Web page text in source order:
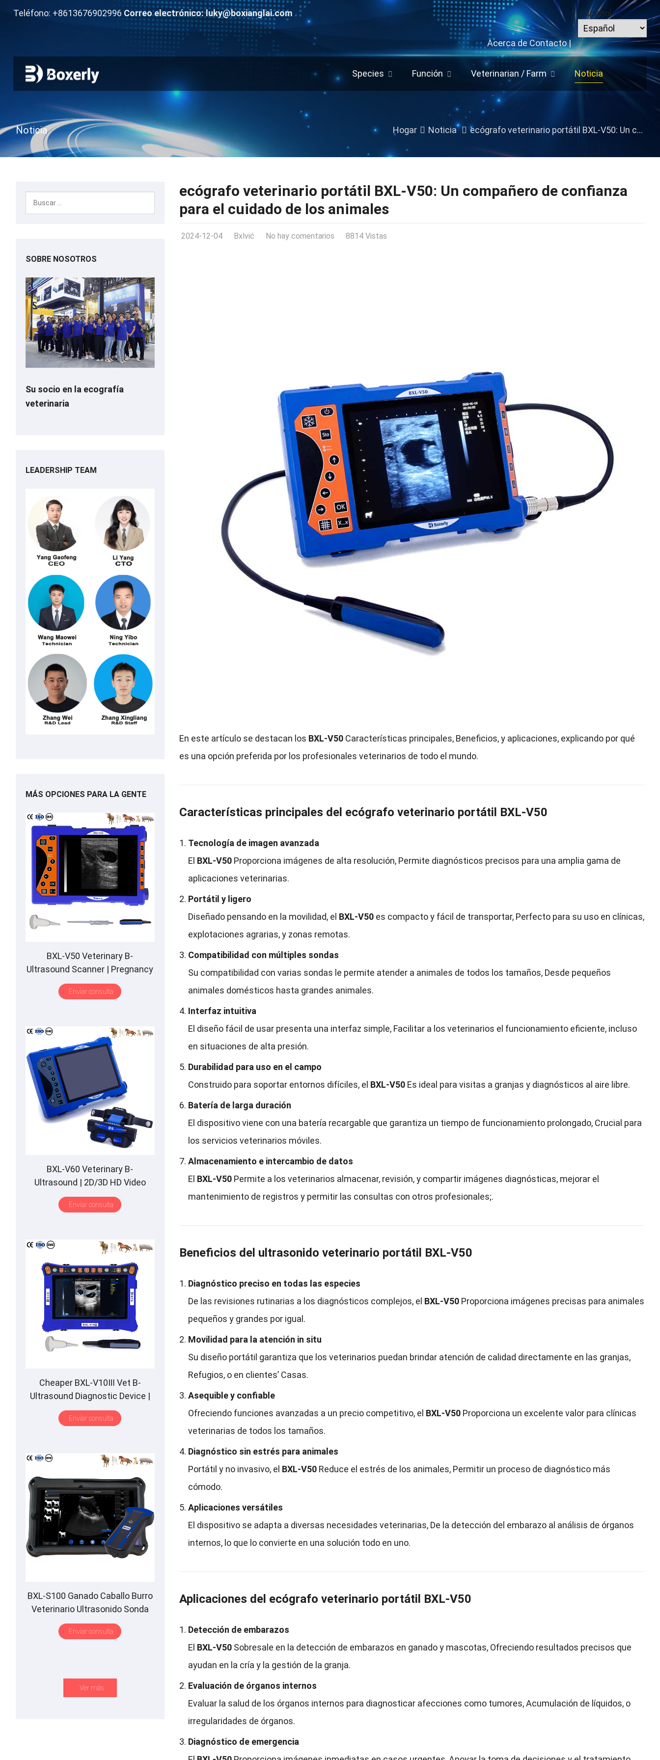
Teléfono: +8613676902996 Correo electrónico:luky@boxianglai.com
Acerca de Contacto|
Español
Species Función Veterinarian / Farm Noticia
Noticia Hogar Noticia ecógrafo veterinario portátil BXL-V50: Un compañero de confianza para el cuidado de los animales
ecógrafo veterinario portátil BXL-V50: Un compañero de confianza
para el cuidado de los animales
2024-12-04 Bxlvić No hay comentarios 8814 Vistas
En este artículo se destacan los BXL-V50Características principales, Beneficios, y aplicaciones, explicando por qué
es una opción preferida por los profesionales veterinarios de todo el mundo.
Características principales del ecógrafo veterinario portátil BXL-V50
Tecnología de imagen avanzada
El BXL-V50Proporciona imágenes de alta resolución, Permite diagnósticos precisos para una amplia gama de
aplicaciones veterinarias.
Portátil y ligero
Diseñado pensando en la movilidad, el BXL-V50es compacto y fácil de transportar, Perfecto para su uso en clínicas,
explotaciones agrarias, y zonas remotas.
Compatibilidad con múltiples sondas
Su compatibilidad con varias sondas le permite atender a animales de todos los tamaños, Desde pequeños
animales domésticos hasta grandes animales.
Interfaz intuitiva
El diseño fácil de usar presenta una interfaz simple, Facilitar a los veterinarios el funcionamiento eficiente, incluso
en situaciones de alta presión.
Durabilidad para uso en el campo
Construido para soportar entornos difíciles, el BXL-V50Es ideal para visitas a granjas y diagnósticos al aire libre.
Batería de larga duración
El dispositivo viene con una batería recargable que garantiza un tiempo de funcionamiento prolongado, Crucial para
los servicios veterinarios móviles.
Almacenamiento e intercambio de datos
El BXL-V50Permite a los veterinarios almacenar, revisión, y compartir imágenes diagnósticas, mejorar el
mantenimiento de registros y permitir las consultas con otros profesionales;.
Beneficios del ultrasonido veterinario portátil BXL-V50
Diagnóstico preciso en todas las especies
De las revisiones rutinarias a los diagnósticos complejos, el BXL-V50Proporciona imágenes precisas para animales
pequeños y grandes por igual.
Movilidad para la atención in situ
Su diseño portátil garantiza que los veterinarios puedan brindar atención de calidad directamente en las granjas,
Refugios, o en clientes’ Casas.
Asequible y confiable
Ofreciendo funciones avanzadas a un precio competitivo, el BXL-V50Proporciona un excelente valor para clínicas
veterinarias de todos los tamaños.
Diagnóstico sin estrés para animales
Portátil y no invasivo, el BXL-V50Reduce el estrés de los animales, Permitir un proceso de diagnóstico más
cómodo.
Aplicaciones versátiles
El dispositivo se adapta a diversas necesidades veterinarias, De la detección del embarazo al análisis de órganos
internos, lo que lo convierte en una solución todo en uno.
Aplicaciones del ecógrafo veterinario portátil BXL-V50
Detección de embarazos
El BXL-V50Sobresale en la detección de embarazos en ganado y mascotas, Ofreciendo resultados precisos que
ayudan en la cría y la gestión de la granja.
Evaluación de órganos internos
Evaluar la salud de los órganos internos para diagnosticar afecciones como tumores, Acumulación de líquidos, o
irregularidades de órganos.
Diagnóstico de emergencia
SOBRE NOSOTROS
Su socio en la ecografía
veterinaria
LEADERSHIP TEAM
MÁS OPCIONES PARA LA GENTE
BXL-V50 Veterinary B-
Ultrasound Scanner | Pregnancy
Backfat Detect|Full-Function
HD Display |Hot-Selling
Enviar consulta
BXL-V60 Veterinary B-
Ultrasound | 2D/3D HD Video
| 7Hours Battery
Screen|Multiple Probe
Enviar consulta
Cheaper BXL-V10Ⅲ Vet B-
Ultrasound Diagnostic Device |
Animal Pregnancy Backfat
Detect|Multiple Probe
Enviar consulta
BXL-S100 Ganado Caballo Burro
Veterinario Ultrasonido Sonda
Rectal IPX7 Waterproof B&M
Enviar consulta
Ver más